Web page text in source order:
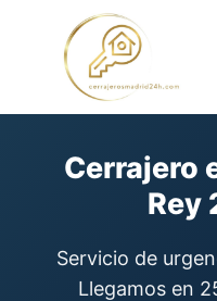
Cerrajero en
Cerrajero
Rey
Servicio de
Llegamos en